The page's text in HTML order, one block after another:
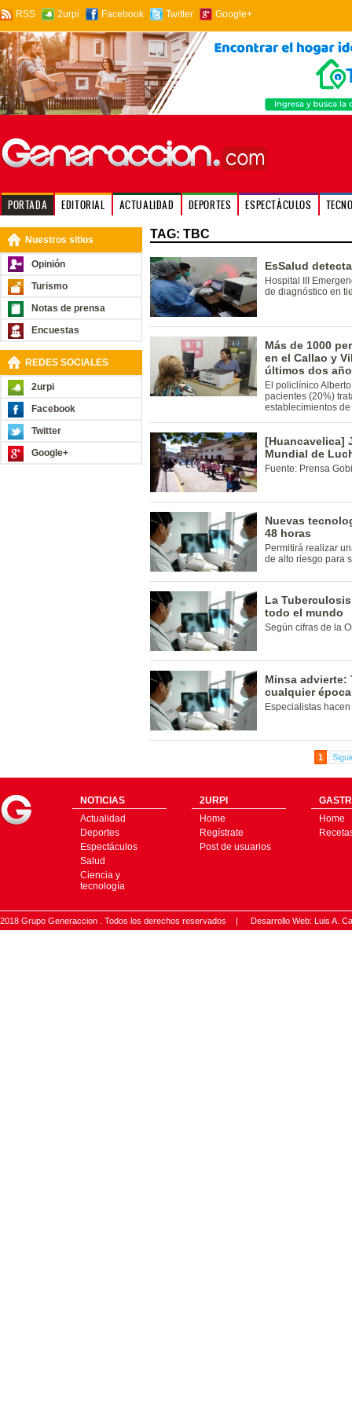
RSS 2urpi Facebook Twitter Google+
PORTADA EDITORIAL ACTUALIDAD DEPORTES ESPECTÁCULOS
Nuestros sitios
Opinión
Turismo
Notas de prensa
Encuestas
REDES SOCIALES
2urpi
Facebook
Twitter
Google+
TAG: TBC
EsSalud
Hospital III
de diagnóstico en
Más de 1000
en el Callao y
últimos dos
El policlínico
pacientes (20%)
establecimientos
[Huancavelica]
Mundial de
Fuente: Prensa
Nuevas
48 horas
Permitirá realizar
de alto riesgo para
La
todo el mundo
Según cifras de la
Minsa advierte:
cualquier
Especialistas
1
NOTICIAS
Actualidad
Deportes
Espectáculos
Salud
Ciencia y
tecnología
2URPI
Home
Regístrate
Post de usuarios
Home
2018 Grupo Generaccion . Todos los derechos reservados | Desarrollo Web: Luis